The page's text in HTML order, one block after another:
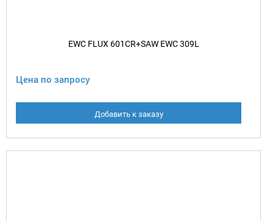
EWC FLUX 601CR+SAW EWC 309L
Цена по запросу
Добавить к заказу